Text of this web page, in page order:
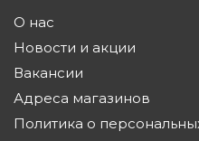
О нас
Новости и акции
Вакансии
Адреса магазинов
Политика о